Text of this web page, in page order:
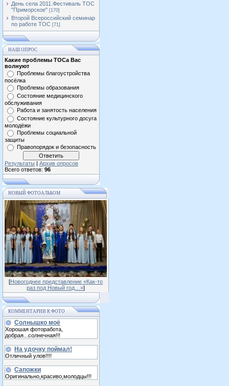
День села 2011.Фестиваль ТОС
"Приморское" [170]
Второй Всероссийский семинар
по работе ТОС [71]
НАШ ОПРОС
Какие проблемы ТОСа Вас
волнуют
Проблемы благоустройства
посёлка
Проблемы образования
Состояние медицинского
обслуживания
Работа и занятость населения
Состояние культурного досуга
молодёжи
Проблемы социальной
защиты
Правопорядок и безопасность
Результаты | Архив опросов
Всего ответов: 96
НОВЫЙ ФОТОАЛЬБОМ
[Новогоднее представление «Как-то
раз под Новый год…»]
КОММЕНТАРИИ К ФОТО
Солнышко моё
Хорошая фоторабота,
добрая...солнечная!!!
На удочку поймал!
Отличный улов!!!!
Сапожки
Оригинально,красиво,молодцы!!!